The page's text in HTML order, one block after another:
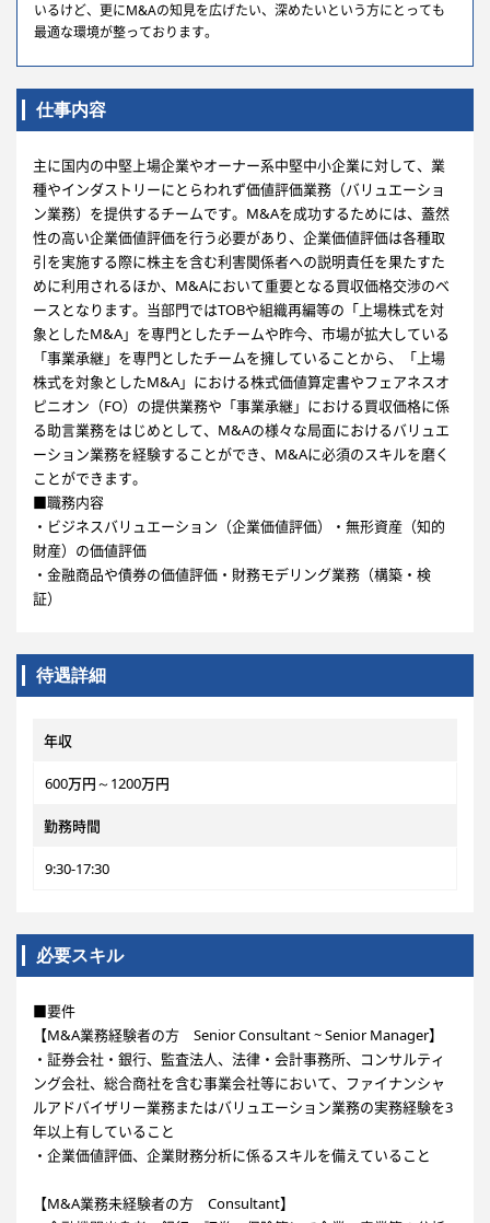
いるけど、更にM&Aの知見を広げたい、深めたいという方にとっても
最適な環境が整っております。
仕事内容
主に国内の中堅上場企業やオーナー系中堅中小企業に対して、業
種やインダストリーにとらわれず価値評価業務（バリュエーショ
ン業務）を提供するチームです。M&Aを成功するためには、蓋然
性の高い企業価値評価を行う必要があり、企業価値評価は各種取
引を実施する際に株主を含む利害関係者への説明責任を果たすた
めに利用されるほか、M&Aにおいて重要となる買収価格交渉のベ
ースとなります。当部門ではTOBや組織再編等の「上場株式を対
象としたM&A」を専門としたチームや昨今、市場が拡大している
「事業承継」を専門としたチームを擁していることから、「上場
株式を対象としたM&A」における株式価値算定書やフェアネスオ
ピニオン（FO）の提供業務や「事業承継」における買収価格に係
る助言業務をはじめとして、M&Aの様々な局面におけるバリュエ
ーション業務を経験することができ、M&Aに必須のスキルを磨く
ことができます。
■職務内容
・ビジネスバリュエーション（企業価値評価）・無形資産（知的
財産）の価値評価
・金融商品や債券の価値評価・財務モデリング業務（構築・検
証）
待遇詳細
年収
600万円～1200万円
勤務時間
9:30-17:30
必要スキル
■要件
【M&A業務経験者の方 Senior Consultant ~ Senior Manager】
・証券会社・銀行、監査法人、法律・会計事務所、コンサルティ
ング会社、総合商社を含む事業会社等において、ファイナンシャ
ルアドバイザリー業務またはバリュエーション業務の実務経験を3
年以上有していること
・企業価値評価、企業財務分析に係るスキルを備えていること
【M&A業務未経験者の方 Consultant】